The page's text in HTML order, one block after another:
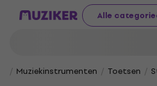
Alle
Muziekinstrumenten Toetsen